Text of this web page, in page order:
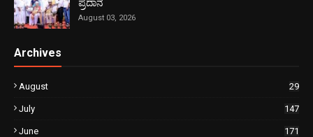
ಪ್ರದಾನ
August 03, 2026
Archives
August 29
July 147
June 171